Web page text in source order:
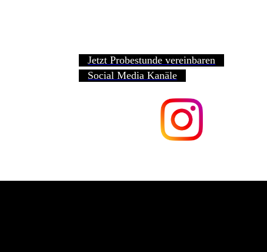
Jetzt Probestunde vereinbaren
Social Media Kanäle